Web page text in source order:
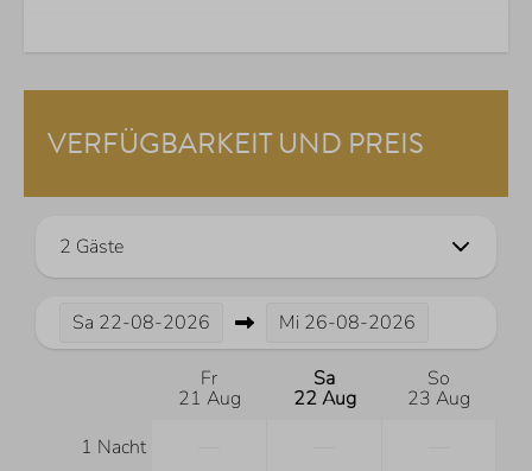
VERFÜGBARKEIT UND PREIS
2 Gäste
Sa 22-08-2026 Mi 26-08-2026
Fr
21 Aug
Sa
22 Aug
So
23 Aug
1 Nacht